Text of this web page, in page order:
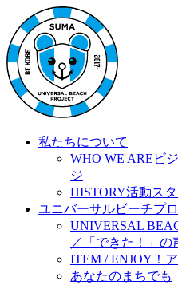
私たちについて
WHO WE ARE ビ
ジ
HISTORY活動ス
ユニバーサルビーチプ
UNIVERSAL
／「できた！」の
ITEM / ENJOY！
あなたのまちでも